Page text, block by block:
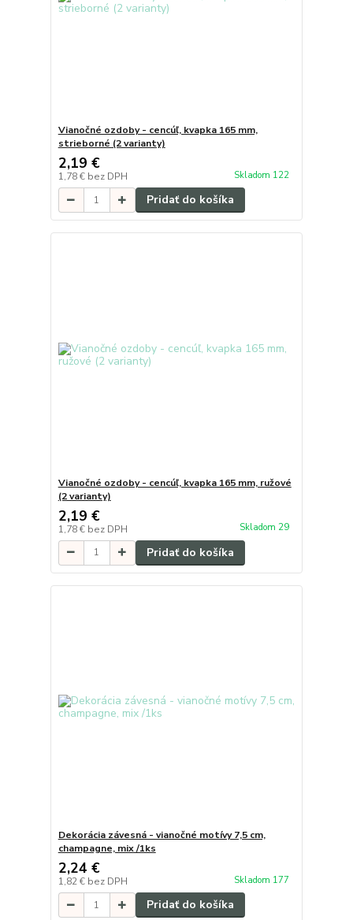
Vianočné ozdoby - cencúľ, kvapka 165 mm,
strieborné (2 varianty)
2,19 €
1,78 € bez DPH Skladom 122
Pridať do košíka
Vianočné ozdoby - cencúľ, kvapka 165 mm, ružové
(2 varianty)
2,19 €
1,78 € bez DPH Skladom 29
Pridať do košíka
Dekorácia závesná - vianočné motívy 7,5 cm,
champagne, mix /1ks
2,24 €
1,82 € bez DPH Skladom 177
Pridať do košíka